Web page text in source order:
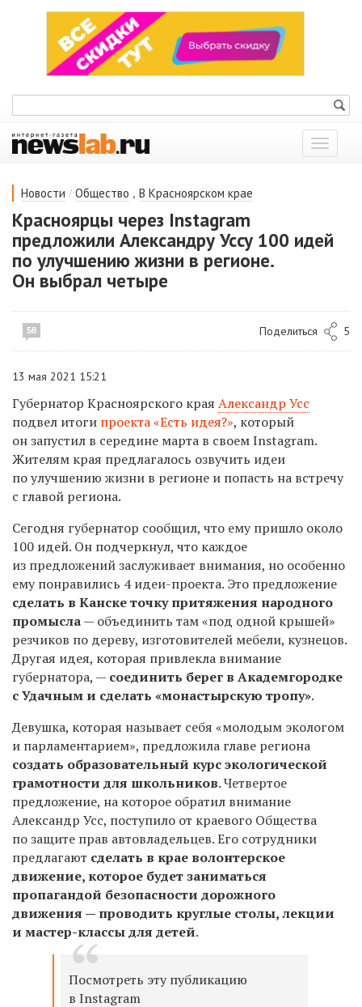
Показать
меню
Новости / Общество , В Красноярском крае
Красноярцы через Instagram
предложили Александру Уссу 100 идей
по улучшению жизни в регионе.
Он выбрал четыре
58 Поделиться 5
13 мая 2021 15:21
Губернатор Красноярского края Александр Усс
подвел итоги проекта «Есть идея?», который
он запустил в середине марта в своем Instagram.
Жителям края предлагалось озвучить идеи
по улучшению жизни в регионе и попасть на встречу
с главой региона.
Сегодня губернатор сообщил, что ему пришло около
100 идей. Он подчеркнул, что каждое
из предложений заслуживает внимания, но особенно
ему понравились 4 идеи-проекта. Это предложение
сделать в Канске точку притяжения народного
промысла— объединить там «под одной крышей»
резчиков по дереву, изготовителей мебели, кузнецов.
Другая идея, которая привлекла внимание
губернатора, — соединить берег в Академгородке
с Удачным и сделать «монастырскую тропу».
Девушка, которая называет себя «молодым экологом
и парламентарием», предложила главе региона
создать образовательный курс экологической
грамотности для школьников. Четвертое
предложение, на которое обратил внимание
Александр Усс, поступило от краевого Общества
по защите прав автовладельцев. Его сотрудники
предлагают сделать в крае волонтерское
движение, которое будет заниматься
пропагандой безопасности дорожного
движения — проводить круглые столы, лекции
и мастер-классы для детей.
Посмотреть эту публикацию
в Instagram